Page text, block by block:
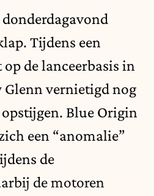
Tijdens een
de lanceerbasis in
vernietigd nog
Blue Origin
een “anomalie”
de
de motoren